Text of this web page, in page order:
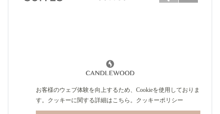
お客様のウェブ体験を向上するため、Cookieを使用しておりま
す。クッキーに関する詳細はこちら。 クッキーポリシー